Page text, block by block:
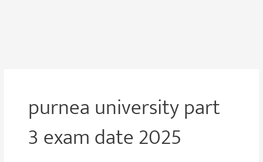
purnea university part
3 exam date 2025